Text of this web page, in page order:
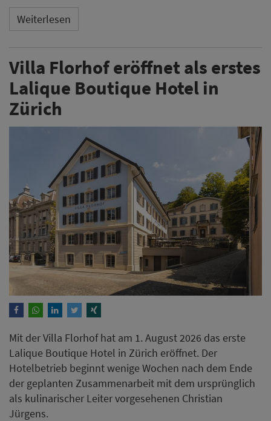
Weiterlesen
Villa Florhof eröffnet als erstes
Lalique Boutique Hotel in
Zürich
Mit der Villa Florhof hat am 1. August 2026 das erste
Lalique Boutique Hotel in Zürich eröffnet. Der
Hotelbetrieb beginnt wenige Wochen nach dem Ende
der geplanten Zusammenarbeit mit dem ursprünglich
als kulinarischer Leiter vorgesehenen Christian
Jürgens.